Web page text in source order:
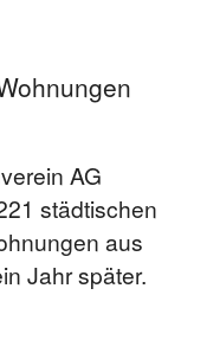
AG
städtischen
aus
Jahr später.